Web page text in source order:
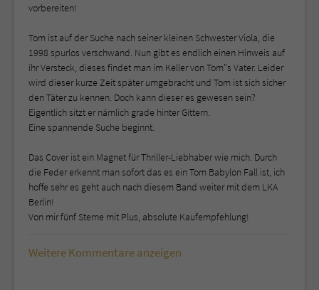
vorbereiten!
Tom ist auf der Suche nach seiner kleinen Schwester Viola, die
1998 spurlos verschwand. Nun gibt es endlich einen Hinweis auf
ihr Versteck, dieses findet man im Keller von Tom"s Vater. Leider
wird dieser kurze Zeit später umgebracht und Tom ist sich sicher
den Täter zu kennen. Doch kann dieser es gewesen sein?
Eigentlich sitzt er nämlich grade hinter Gittern.
Eine spannende Suche beginnt.
Das Cover ist ein Magnet für Thriller-Liebhaber wie mich. Durch
die Feder erkennt man sofort das es ein Tom Babylon Fall ist, ich
hoffe sehr es geht auch nach diesem Band weiter mit dem LKA
Berlin!
Von mir fünf Sterne mit Plus, absolute Kaufempfehlung!
Weitere Kommentare anzeigen